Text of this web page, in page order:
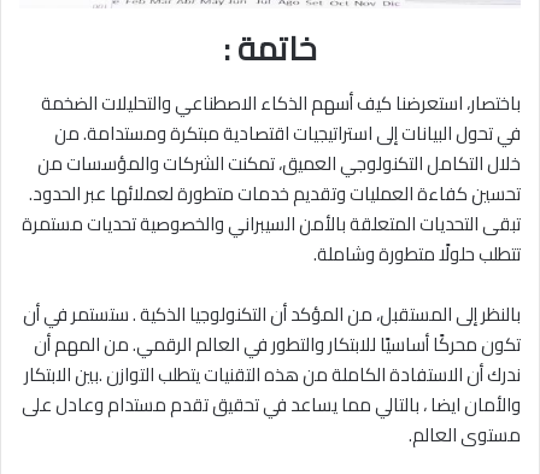
خاتمة :
باختصار، استعرضنا كيف أسهم الذكاء الاصطناعي والتحليلات الضخمة
في تحول البيانات إلى استراتيجيات اقتصادية مبتكرة ومستدامة. من
خلال التكامل التكنولوجي العميق، تمكنت الشركات والمؤسسات من
تحسين كفاءة العمليات وتقديم خدمات متطورة لعملائها عبر الحدود.
تبقى التحديات المتعلقة بالأمن السيبراني والخصوصية تحديات مستمرة
تتطلب حلولًا متطورة وشاملة.
بالنظر إلى المستقبل، من المؤكد أن التكنولوجيا الذكية . ستستمر في أن
تكون محركًا أساسيًا للابتكار والتطور في العالم الرقمي. من المهم أن
ندرك أن الاستفادة الكاملة من هذه التقنيات يتطلب التوازن .بين الابتكار
والأمان ايضا ، بالتالي مما يساعد في تحقيق تقدم مستدام وعادل على
مستوى العالم.